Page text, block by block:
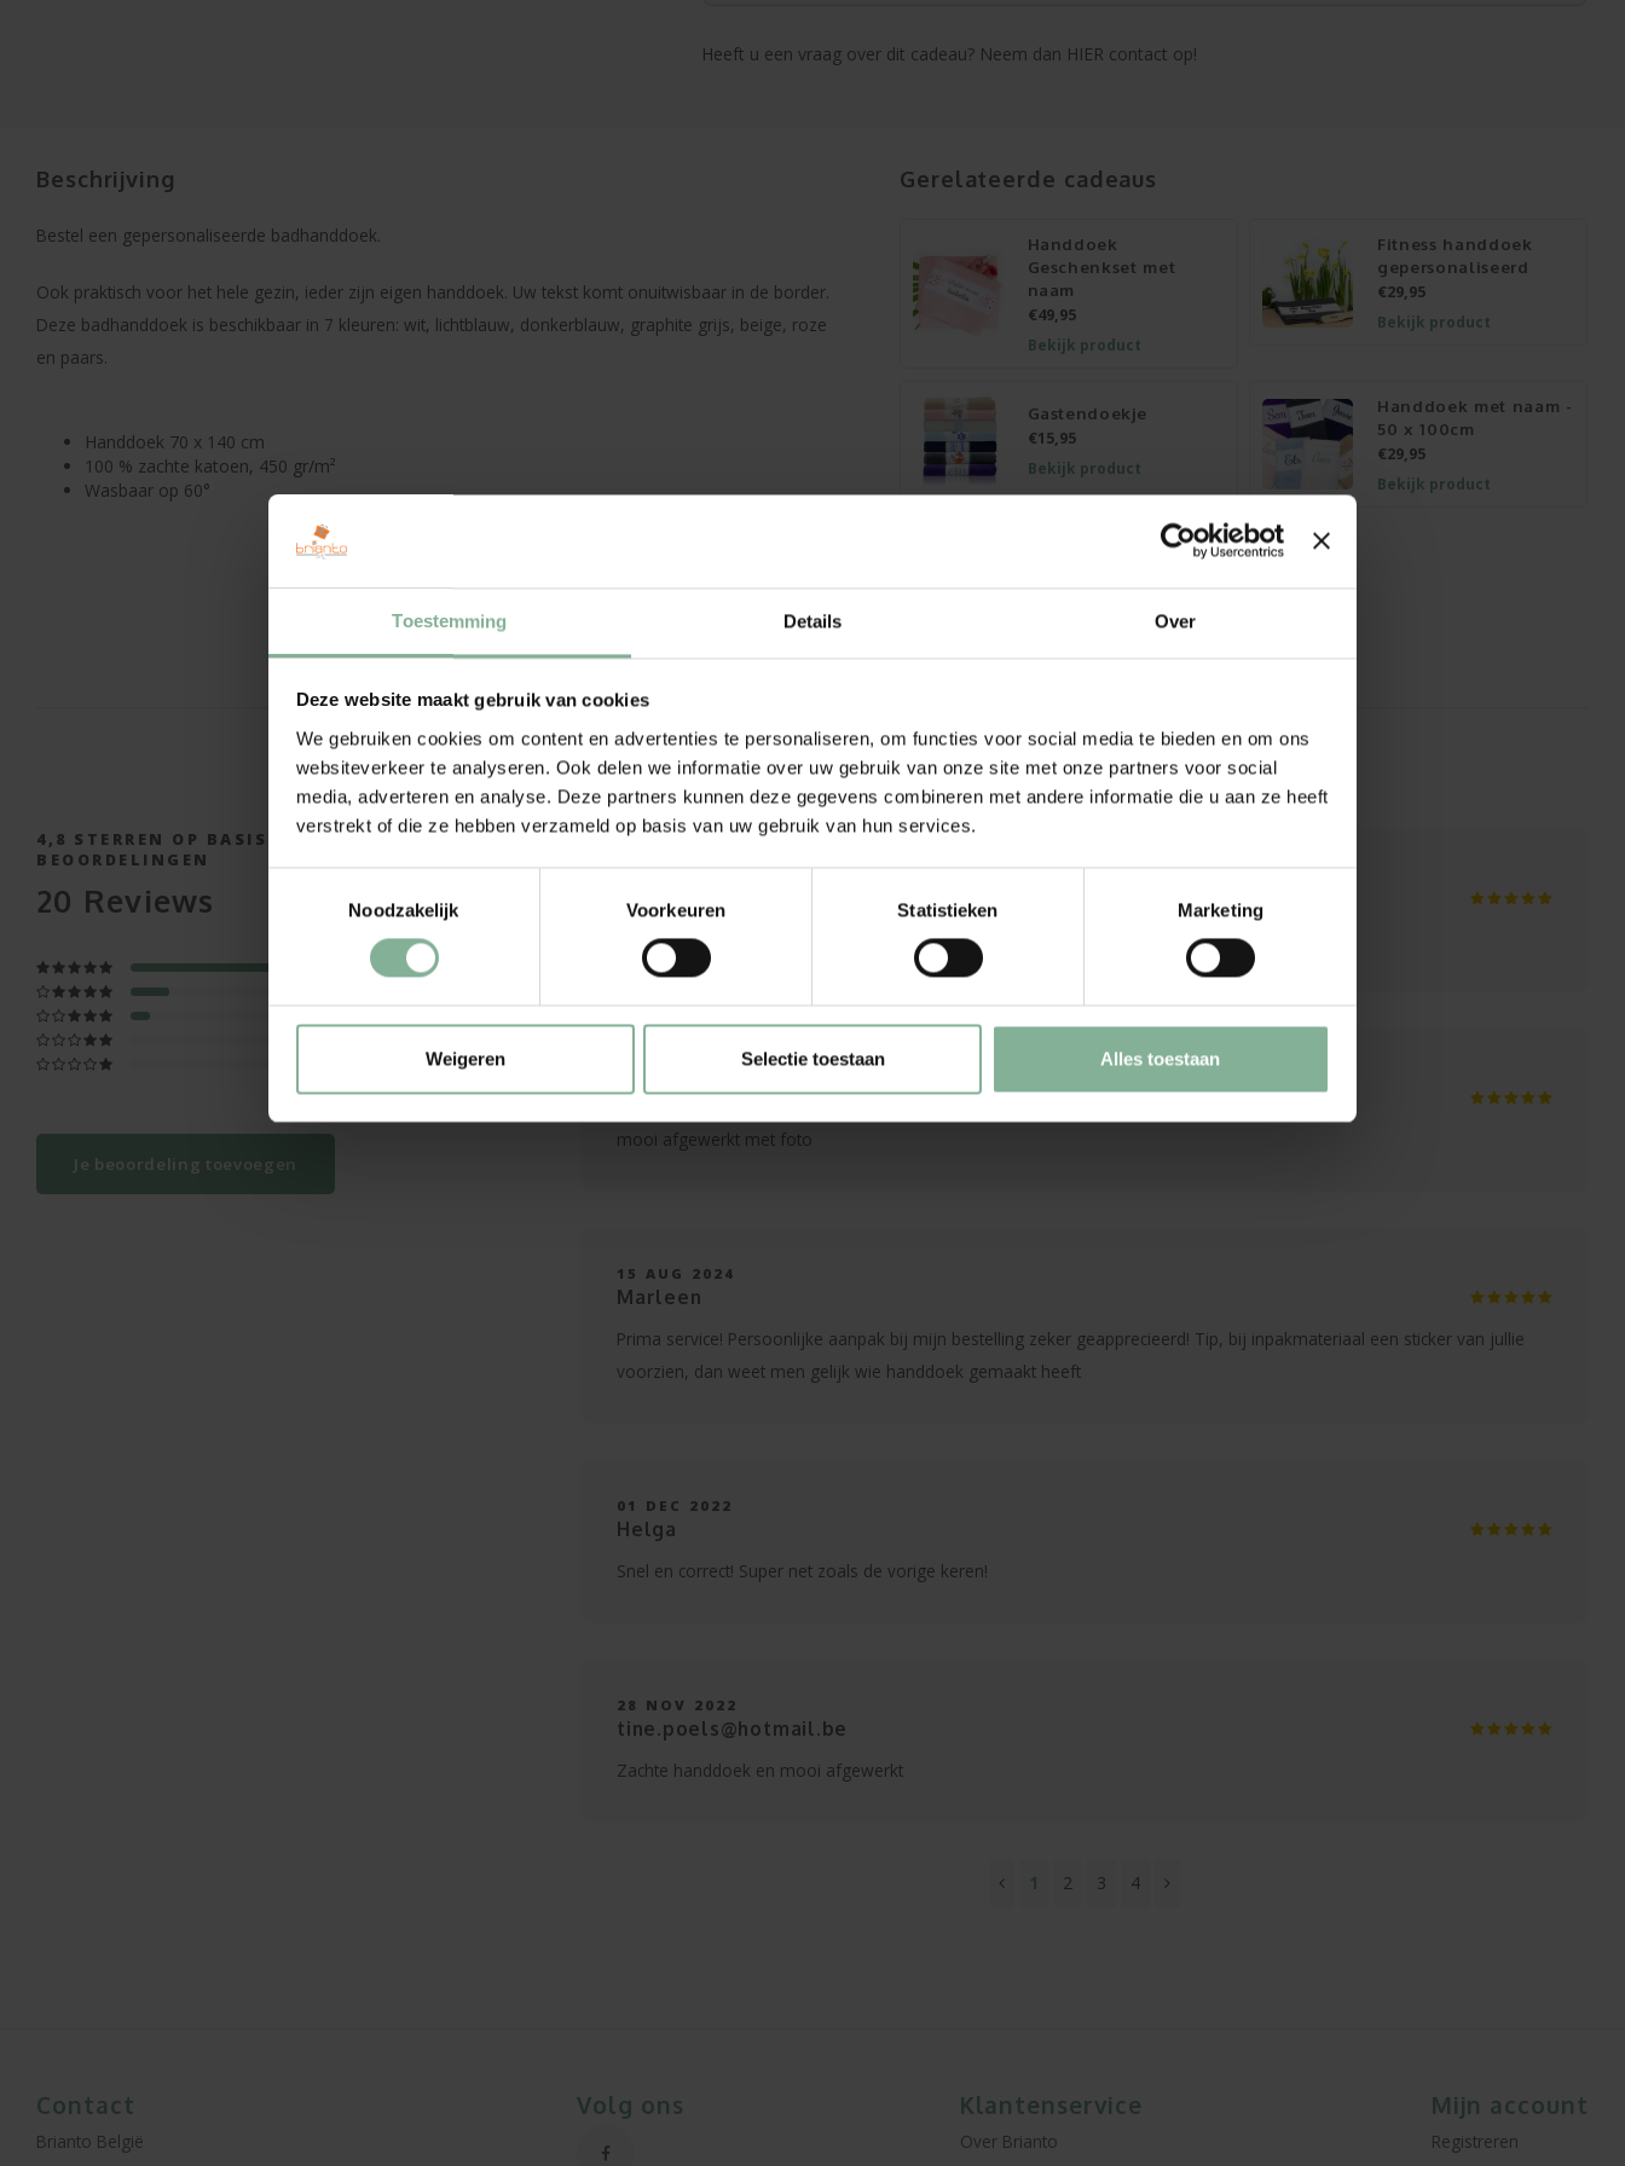
Toestemming Details Over
Deze website maakt gebruik van cookies
We gebruiken cookies om content en advertenties te personaliseren, om functies voor social media te bieden en om ons
websiteverkeer te analyseren. Ook delen we informatie over uw gebruik van onze site met onze partners voor social
media, adverteren en analyse. Deze partners kunnen deze gegevens combineren met andere informatie die u aan ze heeft
verstrekt of die ze hebben verzameld op basis van uw gebruik van hun services.
Noodzakelijk
Voorkeuren Statistieken Marketing
Weigeren Selectie toestaan Alles toestaan
Heeft u een vraag over dit cadeau? Neem dan HIER contact op!
Beschrijving
Bestel een gepersonaliseerde badhanddoek.
Ook praktisch voor het hele gezin, ieder zijn eigen handdoek. Uw tekst komt onuitwisbaar in de border.
Deze badhanddoek is beschikbaar in 7 kleuren: wit, lichtblauw, donkerblauw, graphite grijs, beige, roze
en paars.
Handdoek 70 x 140 cm
100 % zachte katoen, 450 gr/m²
Wasbaar op 60°
Gerelateerde cadeaus
Handdoek
Geschenkset met
naam
€49,95
Bekijk product
Fitness handdoek
gepersonaliseerd
€29,95
Bekijk product
Gastendoekje
€15,95
Bekijk product
Handdoek met naam -
50 x 100cm
€29,95
Bekijk product
Microfiber handdoek
€25,95
4,8 STERREN OP BASIS VAN20
BEOORDELINGEN
20 Reviews
Je beoordeling toevoegen
Christel
Zeer tevreden
ERIC TURLINCKX
mooi afgewerkt met foto
15 AUG 2024
Marleen
Prima service! Persoonlijke aanpak bij mijn bestelling zeker geapprecieerd! Tip, bij inpakmateriaal een sticker van jullie
voorzien, dan weet men gelijk wie handdoek gemaakt heeft
01 DEC 2022
Helga
Snel en correct! Super net zoals de vorige keren!
28 NOV 2022
tine.poels@hotmail.be
Zachte handdoek en mooi afgewerkt
1 2 3 4
Contact
Brianto België
Volg ons Klantenservice
Over Brianto
Mijn account
Registreren